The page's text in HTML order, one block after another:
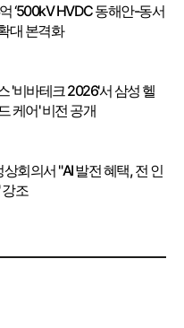
‘500kV HVDC 동해안-동서
대 본격화
'비바테크 2026'서 삼성 헬
케어' 비전 공개
회의서 "AI 발전 혜택, 전 인
조